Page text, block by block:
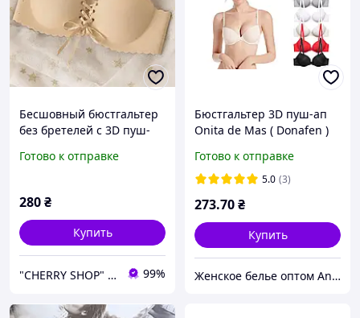
Бесшовный бюстгальтер
без бретелей с 3D пуш-
размер 70-75 B)
Готово к отправке
280₴
Купить
"CHERRY SHOP" Косметика, женская одежда и аксессуары 99%
Бюстгальтер 3D пуш-ап
Onita de Mas ( Donafen )
Готово к отправке
5.0 (3)
273.70₴
Купить
Женское белье оптом Anfen, Donafen, Donella, Diorella, белье для кормления.